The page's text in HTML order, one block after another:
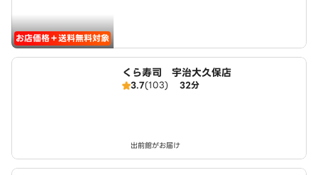
お店価格＋送料無料対象
くら寿司 宇治大久保店
3.7(103) 32分
出前館がお届け